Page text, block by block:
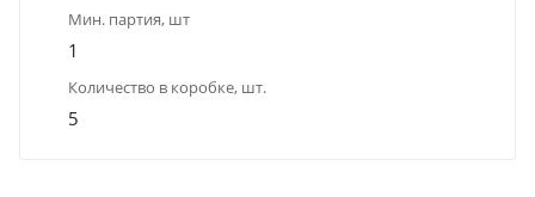
Мин. партия, шт
1
Количество в коробке, шт.
5